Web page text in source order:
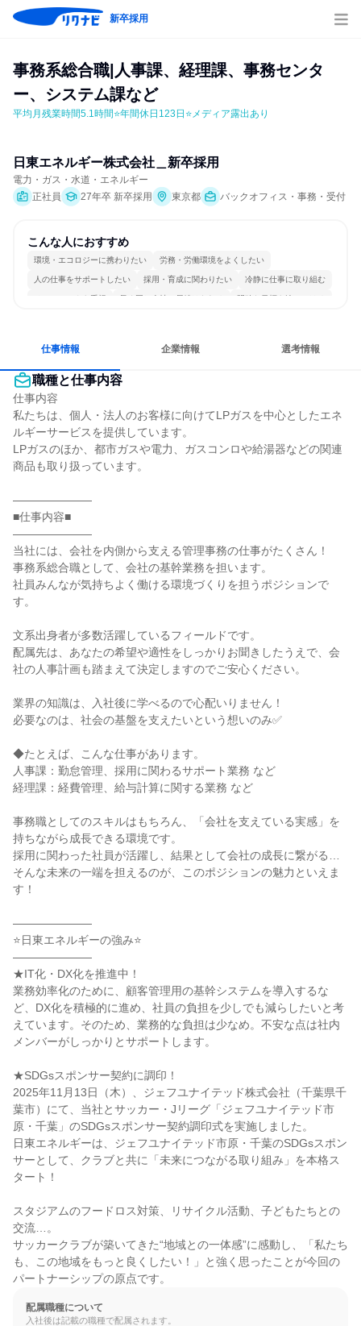
新卒採用
事務系総合職|人事課、経理課、事務センタ
ー、システム課など
平均月残業時間5.1時間⭐年間休日123日⭐メディア露出あり
日東エネルギー株式会社＿新卒採用
電力・ガス・水道・エネルギー
正社員
27年卒 新卒採用 東京都 バックオフィス・事務・受付
こんな人におすすめ
環境・エコロジーに携わりたい 労務・労働環境をよくしたい
人の仕事をサポートしたい 採用・育成に関わりたい 冷静に仕事に取り組む
チームワークを重視 長く同じ会社に居続けられる 明確な目標を追いかける
仕事情報 企業情報 選考情報
職種と仕事内容
仕事内容
私たちは、個人・法人のお客様に向けてLPガスを中心としたエネ
ルギーサービスを提供しています。
LPガスのほか、都市ガスや電力、ガスコンロや給湯器などの関連
商品も取り扱っています。
―――――――
■仕事内容■
―――――――
当社には、会社を内側から支える管理事務の仕事がたくさん！
事務系総合職として、会社の基幹業務を担います。
社員みんなが気持ちよく働ける環境づくりを担うポジションで
す。
文系出身者が多数活躍しているフィールドです。
配属先は、あなたの希望や適性をしっかりお聞きしたうえで、会
社の人事計画も踏まえて決定しますのでご安心ください。
業界の知識は、入社後に学べるので心配いりません！
必要なのは、社会の基盤を支えたいという想いのみ✅
◆たとえば、こんな仕事があります。
人事課：勤怠管理、採用に関わるサポート業務 など
経理課：経費管理、給与計算に関する業務 など
事務職としてのスキルはもちろん、「会社を支えている実感」を
持ちながら成長できる環境です。
採用に関わった社員が活躍し、結果として会社の成長に繋がる…
そんな未来の一端を担えるのが、このポジションの魅力といえま
す！
―――――――
⭐日東エネルギーの強み⭐
―――――――
★IT化・DX化を推進中！
業務効率化のために、顧客管理用の基幹システムを導入するな
ど、DX化を積極的に進め、社員の負担を少しでも減らしたいと考
えています。そのため、業務的な負担は少なめ。不安な点は社内
メンバーがしっかりとサポートします。
★SDGsスポンサー契約に調印！
2025年11月13日（木）、ジェフユナイテッド株式会社（千葉県千
葉市）にて、当社とサッカー・Jリーグ「ジェフユナイテッド市
原・千葉」のSDGsスポンサー契約調印式を実施しました。
日東エネルギーは、ジェフユナイテッド市原・千葉のSDGsスポン
サーとして、クラブと共に「未来につながる取り組み」を本格ス
タート！
スタジアムのフードロス対策、リサイクル活動、子どもたちとの
交流…。
サッカークラブが築いてきた“地域との一体感”に感動し、「私たち
も、この地域をもっと良くしたい！」と強く思ったことが今回の
パートナーシップの原点です。
配属職種について
入社後は記載の職種で配属されます。